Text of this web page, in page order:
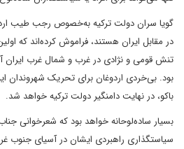
گویا سران دولت ترکیه به‌خصوص رجب طیب
در مقابل ایران هستند، فراموش کرده‌اند که
تنش قومی و نژادی در غرب و شمال غرب ایران
بود. بی‌خردی اردوغان برای تحریک شهروندان
باکو، در نهایت دامنگیر دولت ترکیه خواهد شد.
بسیار ساده‌لوحانه خواهد بود که شعرخوانی
سیاستگذاری راهبردی ایشان در آسیای جنوب